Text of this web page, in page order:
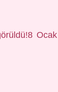
Ocak